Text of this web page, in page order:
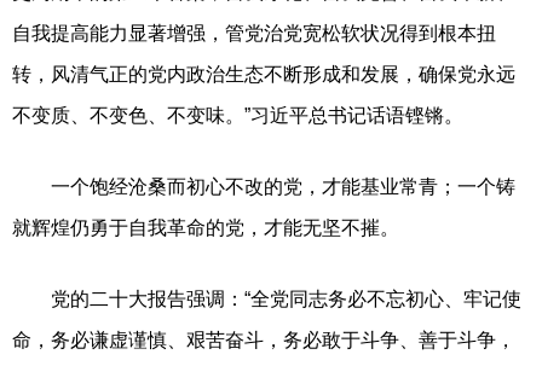
自我提高能力显著增强，管党治党宽松软状况得到根本扭
转，风清气正的党内政治生态不断形成和发展，确保党永远
不变质、不变色、不变味。”习近平总书记话语铿锵。
一个饱经沧桑而初心不改的党，才能基业常青；一个铸
就辉煌仍勇于自我革命的党，才能无坚不摧。
党的二十大报告强调：“全党同志务必不忘初心、牢记使
命，务必谦虚谨慎、艰苦奋斗，务必敢于斗争、善于斗争，